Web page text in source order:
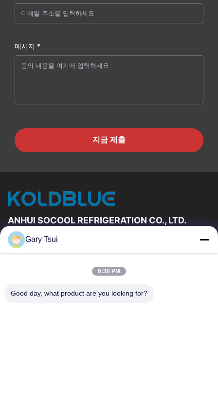
메시지 *
지금 제출
ANHUI SOCOOL REFRIGERATION CO., LTD.
빠른 링크
우리에 대하여
공장 여행
품질 관리
Gary Tsui
6:30 PM
Good day, what product are you looking for?